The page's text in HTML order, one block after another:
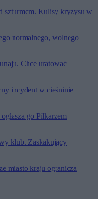
szturmem. Kulisy kryzysu w
normalnego, wolnego
Chce uratować
incydent w cieśninie
go Piłkarzem
klub. Zaskakujący
miasto kraju ogranicza